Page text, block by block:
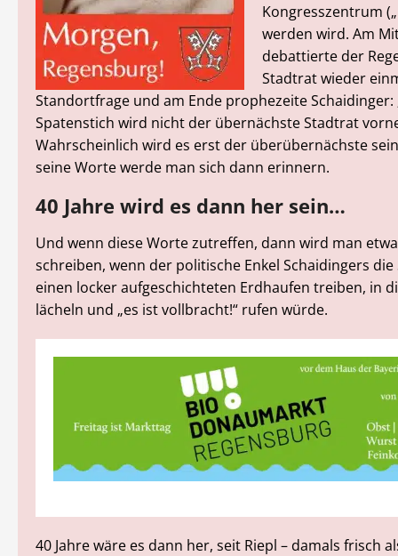
Kongresszentrum
werden wird. Am
debattierte der
Stadtrat wieder
Standortfrage und am Ende prophezeite Schaidinger:
Spatenstich wird nicht der übernächste Stadtrat
Wahrscheinlich wird es erst der überübernächste
seine Worte werde man sich dann erinnern.
40 Jahre wird es dann her sein…
Und wenn diese Worte zutreffen, dann wird man etwa
schreiben, wenn der politische Enkel Schaidingers die
einen locker aufgeschichteten Erdhaufen treiben, in
lächeln und „es ist vollbracht!“ rufen würde.
40 Jahre wäre es dann her, seit Riepl – damals frisch